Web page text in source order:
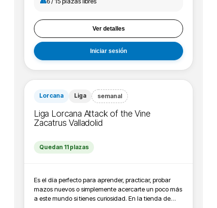
asistentes. - Inscripción: es gratis. Solo te tienes que
asistas, puedes enseñarnos el QR de la invitación que
te llegará a tu e-mail para que podamos premiar tu
asistencia. - Recordamos que los días que hacemos
liga son los miercoles siempre que no sea festivo .
Empieza a las 17:00 h y acaba a las 21:00 h, puedes
venir cuando quieras dentro de esas horas.
Ver detalles
Iniciar sesión
Lorcana Liga semanal
Liga Lorcana Attack of the Vine
Zacatrus Valladolid
Quedan 11 plazas
Es el día perfecto para aprender, practicar, probar
mazos nuevos o simplemente acercarte un poco más
a este mundo si tienes curiosidad. En la tienda de